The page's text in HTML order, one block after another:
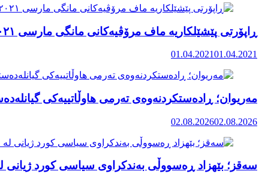
ڕاپۆرتی پێشێلکاریە ماف مرۆڤیەکانی مانگی مارسی ٢٠٢١ رۆژهەڵاتی کوردستان
01.04.202101.04.2021
مەریوان؛ ڕادەستکردنەوەی تەرمی هاوڵاتییەکی
02.08.202602.08.2026
سەقز؛ بێهزاد ڕەسووڵی بەندکراوی سیاسی کورد ژیانی